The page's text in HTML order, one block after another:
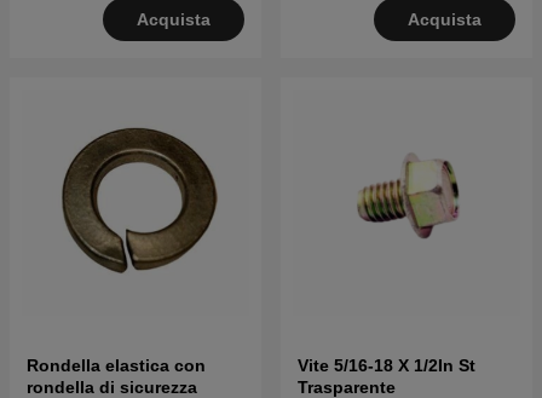
Acquista Acquista
Rondella elastica con
rondella di sicurezza
Vite 5/16-18 X 1/2In St
Trasparente